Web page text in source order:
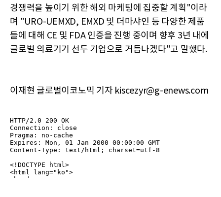
경쟁력을 높이기 위한 해외 마케팅에 집중할 계획"이라
며 "URO-UEMXD, EMXD 및 더마샤인 등 다양한 제품
들에 대해 CE 및 FDA 인증을 진행 중이며 향후 3년 내에
글로벌 의료기기 선두 기업으로 거듭나겠다"고 말했다.
이재현 글로벌이코노믹 기자 kiscezyr@g-enews.com